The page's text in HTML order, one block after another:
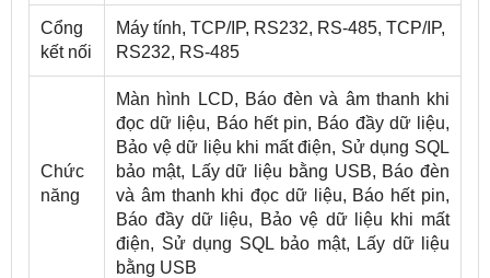
Cổng
kết nối
Máy tính, TCP/IP, RS232, RS-485, TCP/IP,
RS232, RS-485
Chức
năng
Màn hình LCD, Báo đèn và âm thanh khi
đọc dữ liệu, Báo hết pin, Báo đầy dữ liệu,
Bảo vệ dữ liệu khi mất điện, Sử dụng SQL
bảo mật, Lấy dữ liệu bằng USB, Báo đèn
và âm thanh khi đọc dữ liệu, Báo hết pin,
Báo đầy dữ liệu, Bảo vệ dữ liệu khi mất
điện, Sử dụng SQL bảo mật, Lấy dữ liệu
bằng USB